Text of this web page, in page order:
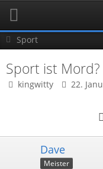
Sport
Sport ist Mord?
kingwitty 22.
Dave
Meister